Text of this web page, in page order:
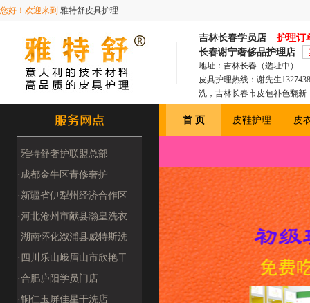
您好！欢迎来到 雅特舒皮具护理
吉林长春学员店
护理订
长春谢宁奢侈品护理店
地址：吉林长春（选址中）
皮具护理热线：谢先生
洗，吉林长春市皮包补色翻
林长春市皮衣补洞保养翻新
皮沙发保养
·雅特舒奢护联盟总部
(2509180000
·成都金牛区青修奢护
（2509220009
·新疆省伊犁州经济合作区
洁伊洗衣馆（250
·河北沧州市献县瀚皇洗衣
洗鞋（四季干洗25
·湖南怀化溆浦县威特斯洗
衣（2510080
·四川乐山峨眉山市欣艳干
洗店（251218
·合肥庐阳学员门店
·铜仁玉屏佳星干洗店
首 页 皮鞋护理 皮